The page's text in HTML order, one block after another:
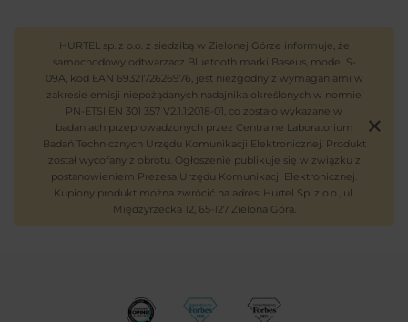
HURTEL sp. z o.o. z siedzibą w Zielonej Górze informuje, że
samochodowy odtwarzacz Bluetooth marki Baseus, model S-
09A, kod EAN 6932172626976, jest niezgodny z wymaganiami w
zakresie emisji niepożądanych nadajnika określonych w normie
PN-ETSI EN 301 357 V2.1.1:2018-01, co zostało wykazane w
badaniach przeprowadzonych przez Centralne Laboratorium
Badań Technicznych Urzędu Komunikacji Elektronicznej. Produkt
został wycofany z obrotu. Ogłoszenie publikuje się w związku z
postanowieniem Prezesa Urzędu Komunikacji Elektronicznej.
Kupiony produkt można zwrócić na adres: Hurtel Sp. z o.o., ul.
Międzyrzecka 12, 65-127 Zielona Góra.